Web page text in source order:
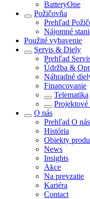
BatteryOne
Požičovňa
Prehľad
Nájomné
Použité vybavenie
Servis & Diely
Prehľad
Údržba &
Náhradné
Financovanie
Telematika
Projektové
O nás
Prehľad O nás
História
Obiekty
News
Insights
Akce
Na prevzatie
Kariéra
Contact